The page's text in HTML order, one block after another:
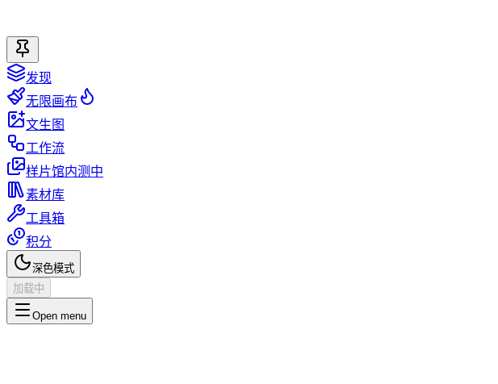
发现
无限画布
文生图
工作流
样片馆内测中
素材库
工具箱
积分
深色模式
加载中
Open menu